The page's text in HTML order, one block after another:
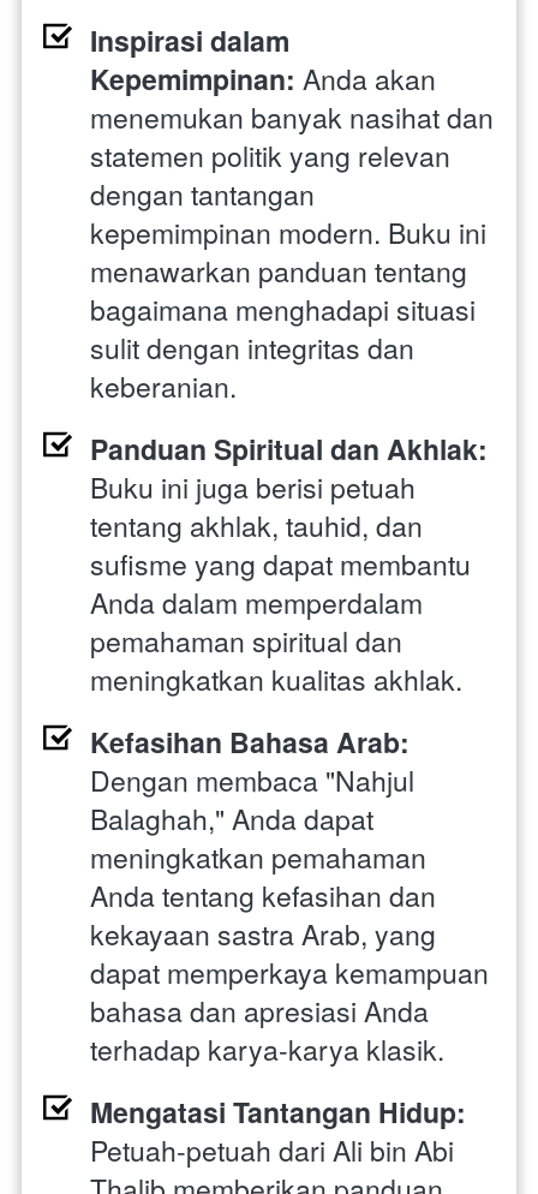
Inspirasi dalam
Kepemimpinan: Anda akan
menemukan banyak nasihat dan
statemen politik yang relevan
dengan tantangan
kepemimpinan modern. Buku ini
menawarkan panduan tentang
bagaimana menghadapi situasi
sulit dengan integritas dan
keberanian.
Panduan Spiritual dan Akhlak:
Buku ini juga berisi petuah
tentang akhlak, tauhid, dan
sufisme yang dapat membantu
Anda dalam memperdalam
pemahaman spiritual dan
meningkatkan kualitas akhlak.
Kefasihan Bahasa Arab:
Dengan membaca "Nahjul
Balaghah," Anda dapat
meningkatkan pemahaman
Anda tentang kefasihan dan
kekayaan sastra Arab, yang
dapat memperkaya kemampuan
bahasa dan apresiasi Anda
terhadap karya-karya klasik.
Mengatasi Tantangan Hidup:
Petuah-petuah dari Ali bin Abi